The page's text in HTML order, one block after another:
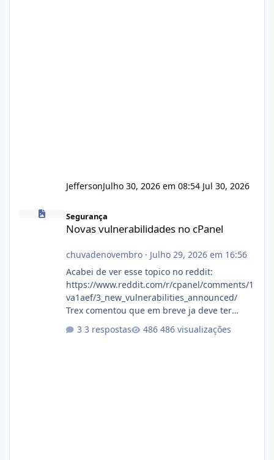
JeffersonJulho 30, 2026 em 08:54 Jul 30, 2026
Segurança
Novas vulnerabilidades no cPanel
chuvadenovembro· Julho 29, 2026 em 16:56
Acabei de ver esse topico no reddit:
https://www.reddit.com/r/cpanel/comments/1
va1aef/3_new_vulnerabilities_announced/
Trex comentou que em breve ja deve ter
3 respostas 486 visualizações